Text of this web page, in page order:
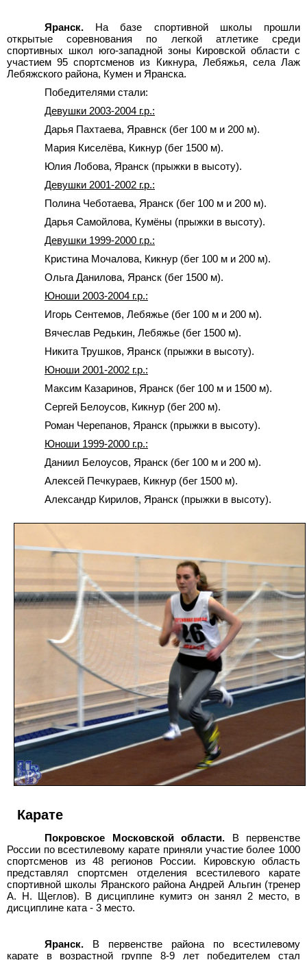
Яранск.
На базе спортивной школы прошли
открытые соревнования по легкой атлетике среди
спортивных школ юго-западной зоны Кировской области с
участием 95 спортсменов из Кикнура, Лебяжья, села Лаж
Лебяжского района, Кумен и Яранска.
Победителями стали:
Девушки 2003-2004 г.р.:
Дарья Пахтаева, Яравнск (бег 100 м и 200 м).
Мария Киселёва, Кикнур (бег 1500 м).
Юлия Лобова, Яранск (прыжки в высоту).
Девушки 2001-2002 г.р.:
Полина Чеботаева, Яранск (бег 100 м и 200 м).
Дарья Самойлова, Кумёны (прыжки в высоту).
Девушки 1999-2000 г.р.:
Кристина Мочалова, Кикнур (бег 100 м и 200 м).
Ольга Данилова, Яранск (бег 1500 м).
Юноши 2003-2004 г.р.:
Игорь Сентемов, Лебяжье (бег 100 м и 200 м).
Вячеслав Редькин, Лебяжье (бег 1500 м).
Никита Трушков, Яранск (прыжки в высоту).
Юноши 2001-2002 г.р.:
Максим Казаринов, Яранск (бег 100 м и 1500 м).
Сергей Белоусов, Кикнур (бег 200 м).
Роман Черепанов, Яранск (прыжки в высоту).
Юноши 1999-2000 г.р.:
Даниил Белоусов, Яранск (бег 100 м и 200 м).
Алексей Печкураев, Кикнур (бег 1500 м).
Александр Кирилов, Яранск (прыжки в высоту).
Карате
Покровское Московской области.
В первенстве
России по всестилевому карате приняли участие более 1000
спортсменов из 48 регионов России. Кировскую область
представлял спортсмен отделения всестилевого карате
спортивной школы Яранского района Андрей Альгин (тренер
А. Н. Щеглов). В дисциплине кумитэ он занял 2 место, в
дисциплине ката - 3 место.
Яранск.
В первенстве района по всестилевому
карате в возрастной группе 8-9 лет победителем стал